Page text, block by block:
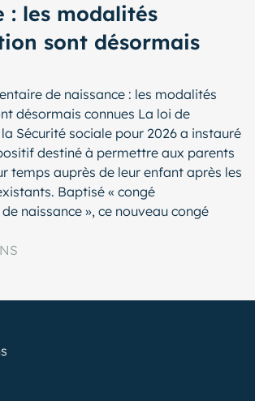
: les modalités
sont désormais
de naissance : les modalités
désormais connues La loi de
Sécurité sociale pour 2026 a instauré
destiné à permettre aux parents
temps auprès de leur enfant après les
Baptisé « congé
naissance », ce nouveau congé